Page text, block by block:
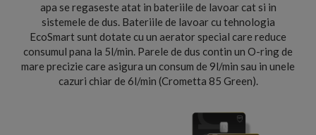
apa se regaseste atat in bateriile de lavoar cat si in
sistemele de dus. Bateriile de lavoar cu tehnologia
EcoSmart sunt dotate cu un aerator special care reduce
consumul pana la 5l/min. Parele de dus contin un O-ring de
mare precizie care asigura un consum de 9l/min sau in unele
cazuri chiar de 6l/min (Crometta 85 Green).